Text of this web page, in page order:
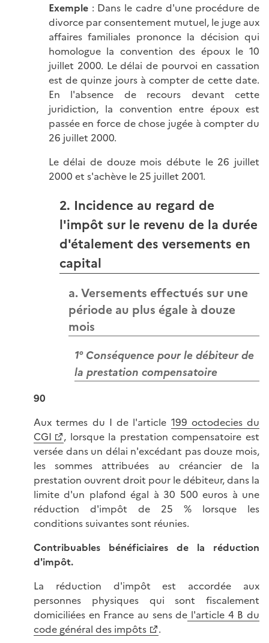
Exemple : Dans le cadre d'une procédure de
divorce par consentement mutuel, le juge aux
affaires familiales prononce la décision qui
homologue la convention des époux le 10
juillet 2000. Le délai de pourvoi en cassation
est de quinze jours à compter de cette date.
En l'absence de recours devant cette
juridiction, la convention entre époux est
passée en force de chose jugée à compter du
26 juillet 2000.
Le délai de douze mois débute le 26 juillet
2000 et s'achève le 25 juillet 2001.
2. Incidence au regard de
l'impôt sur le revenu de la durée
d'étalement des versements en
capital
a. Versements effectués sur une
période au plus égale à douze
mois
1° Conséquence pour le débiteur de
la prestation compensatoire
90
Aux termes du I de l'article 199 octodecies du
CGI
, lorsque la prestation compensatoire est
versée dans un délai n'excédant pas douze mois,
les sommes attribuées au créancier de la
prestation ouvrent droit pour le débiteur, dans la
limite d'un plafond égal à 30 500 euros à une
réduction d'impôt de 25 % lorsque les
conditions suivantes sont réunies.
Contribuables bénéficiaires de la réduction
d'impôt.
La réduction d'impôt est accordée aux
personnes physiques qui sont fiscalement
domiciliées en France au sens de l'article 4 B du
code général des impôts
.